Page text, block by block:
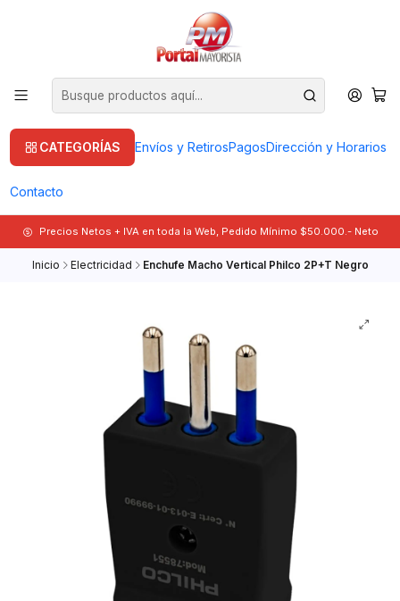
CATEGORÍAS Envíos y RetirosPagosDirección y Horarios
Contacto
Precios Netos + IVA en toda la Web, Pedido Mínimo $50.000.- Neto
Inicio Electricidad Enchufe Macho Vertical Philco 2P+T Negro